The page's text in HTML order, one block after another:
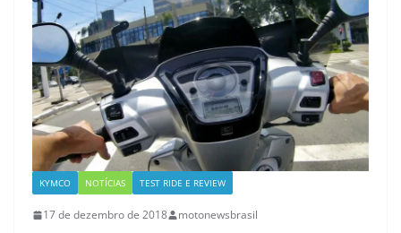
KYMCO NOTÍCIAS TEST RIDE E REVIEW
17 de dezembro de 2018 motonewsbrasil